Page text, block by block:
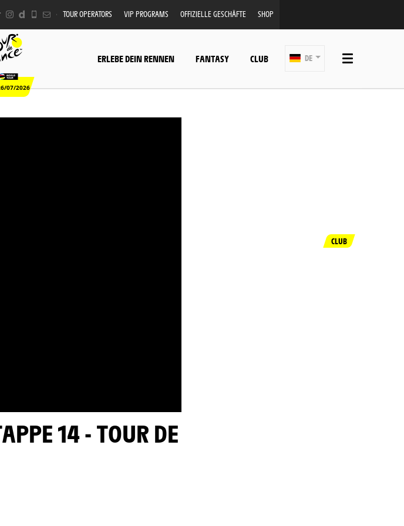
TOUR OPERATORS VIP PROGRAMS OFFIZIELLE GESCHÄFTE SHOP
07/2026
ERLEBE DEIN RENNEN FANTASY CLUB DE
CLUB